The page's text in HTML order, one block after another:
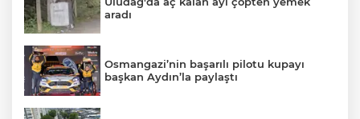
aradı
Osmangazi’nin başarılı pilotu kupayı
başkan Aydın’la paylaştı